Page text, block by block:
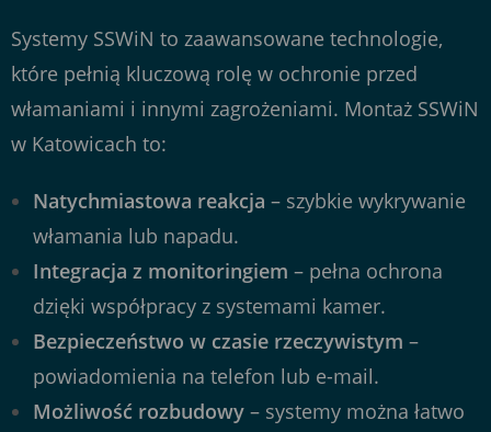
Systemy SSWiN to zaawansowane technologie,
które pełnią kluczową rolę w ochronie przed
włamaniami i innymi zagrożeniami. Montaż SSWiN
w Katowicach to:
Natychmiastowa reakcja – szybkie wykrywanie
włamania lub napadu.
Integracja z monitoringiem – pełna ochrona
dzięki współpracy z systemami kamer.
Bezpieczeństwo w czasie rzeczywistym –
powiadomienia na telefon lub e-mail.
Możliwość rozbudowy – systemy można łatwo